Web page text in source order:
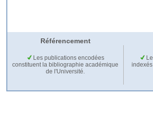
Référencement
Les publications encodées
constituent la bibliographie académique
de l'Université.